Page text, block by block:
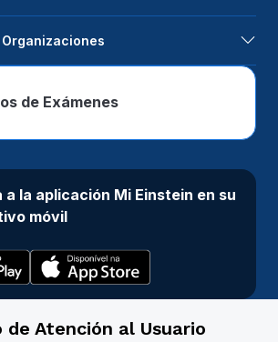
de Exámenes
a la aplicación Mi Einstein en su
móvil
de Atención al Usuario